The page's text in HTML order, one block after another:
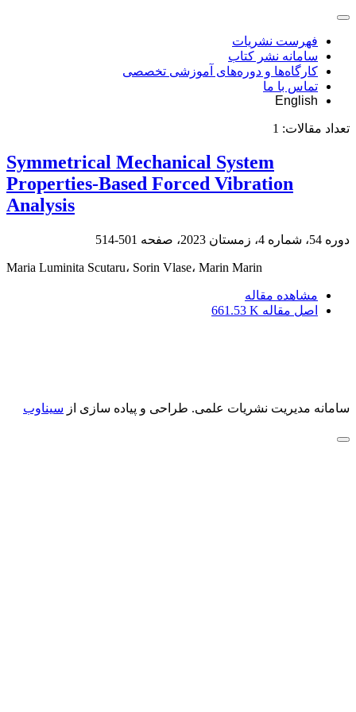
فهرست نشریات
سامانه نشر کتاب
کارگاه‌ها و دوره‌های آموزشی تخصصی
تماس با ما
English
تعداد مقالات: 1
Symmetrical Mechanical System
Properties-Based Forced Vibration
Analysis
دوره 54، شماره 4، زمستان 2023، صفحه 501-514
Maria Luminita Scutaru، Sorin Vlase، Marin Marin
مشاهده مقاله
اصل مقاله 661.53 K
سامانه مدیریت نشریات علمی. طراحی و پیاده سازی از سیناوب